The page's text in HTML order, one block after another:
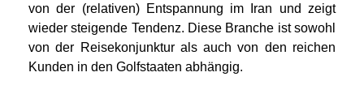
von der (relativen) Entspannung im Iran und zeigt
wieder steigende Tendenz. Diese Branche ist sowohl
von der Reisekonjunktur als auch von den reichen
Kunden in den Golfstaaten abhängig.